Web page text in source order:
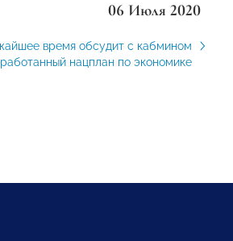
06 Июля 2020
время обсудит с кабмином
нацплан по экономике